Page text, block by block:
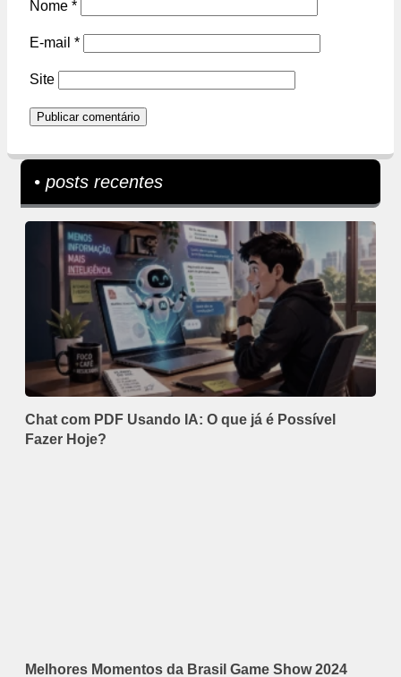
Nome *
E-mail *
Site
• posts recentes
Chat com PDF Usando IA: O que já é Possível
Fazer Hoje?
Melhores Momentos da Brasil Game Show 2024